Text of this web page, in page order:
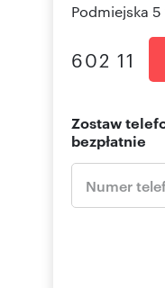
Podmiejska 5
602 11
Zostaw
bezpłatnie